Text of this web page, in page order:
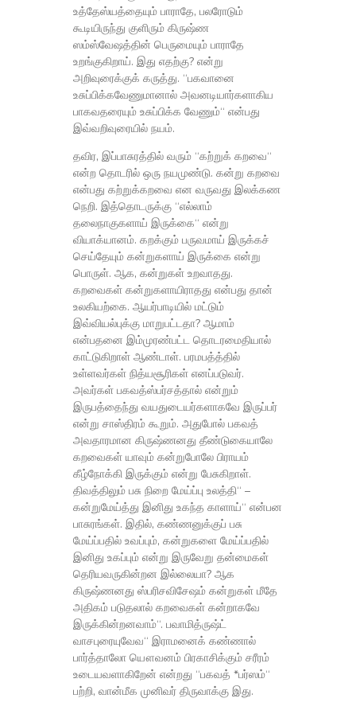
உத்தேஸ்யத்தையும் பாராதே, பலரோடும்
கூடியிருந்து குளிரும் கிருஷ்ண
ஸம்ஸ்வேஷத்தின் பெருமையும் பாராதே
உறங்குகிறாய். இது எதற்கு? என்று
அறிவுரைக்குக் கருத்து. “பகவானை
உசுப்பிக்கவேணுமானால் அவனடியார்களாகிய
பாகவதரையும் உசுப்பிக்க வேணும்“ என்பது
இவ்வறிவுரையில் நயம்.
தவிர, இப்பாசுரத்தில் வரும் “கற்றுக் கறவை“
என்ற தொடரில் ஒரு நயமுண்டு. கன்று கறவை
என்பது கற்றுக்கறவை என வருவது இலக்கண
நெறி. இத்தொடருக்கு “எல்லாம்
தலைநாகுகளாய் இருக்கை“ என்று
வியாக்யானம். கறக்கும் பருவமாய் இருக்கச்
செய்தேயும் கன்றுகளாய் இருக்கை என்று
பொருள். ஆக, கன்றுகள் உறவாதது.
கறவைகள் கன்றுகளாயிராதது என்பது தான்
உலகியற்கை. ஆயர்பாடியில் மட்டும்
இவ்வியல்புக்கு மாறுபட்டதா? ஆமாம்
என்பதனை இம்முரண்பட்ட தொடரமைதியால்
காட்டுகிறாள் ஆண்டாள். பரமபத்த்தில்
உள்ளவர்கள் நித்யசூரிகள் எனப்படுவர்.
அவர்கள் பகவத்ஸ்பர்சத்தால் என்றும்
இருபத்தைந்து வயதுடையர்களாகவே இருப்பர்
என்று சாஸ்திரம் கூறும். அதுபோல் பகவத்
அவதாரமான கிருஷ்ணனது தீண்டுகையாலே
கறவைகள் யாவும் கன்றுபோலே பிராயம்
கீழ்நோக்கி இருக்கும் என்று பேசுகிறாள்.
திவத்திலும் பசு நிறை மேய்ப்பு உலத்தி“ –
கன்றுமேய்த்து இனிது உகந்த காளாய்“ என்பன
பாசுரங்கள். இதில், கண்ணனுக்குப் பசு
மேய்ப்பதில் உவப்பும், கன்றுகளை மேய்ப்பதில்
இனிது உகப்பும் என்று இருவேறு தன்மைகள்
தெரியவருகின்றன இல்லையா? ஆக
கிருஷ்ணனது ஸ்பரிசவிசேஷம் கன்றுகள் மீதே
அதிகம் படுதலால் கறவைகள் கன்றாகவே
இருக்கின்றனவாம்“. பவாமித்ருஷ்ட்
வாசபுரையுவேவ“ இராமனைக் கண்ணால்
பார்த்தாலோ யௌவனம் பிரகாசிக்கும் சரீரம்
உடையவளாகிறேன் என்றது “பகவத் *பர்ஸம்“
பற்றி, வான்மீக முனிவர் திருவாக்கு இது.